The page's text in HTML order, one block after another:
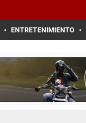
ENTRETENIMIENTO